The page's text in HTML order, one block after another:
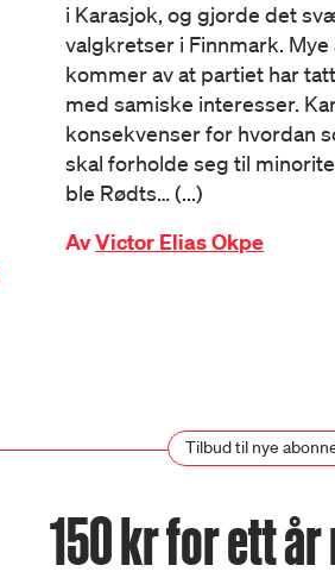
i Karasjok, og gjorde det
valgkretser i Finnmark. Mye
kommer av at partiet har
med samiske interesser.
konsekvenser for hvordan
skal forholde seg til
ble Rødts… (...)
AvVictor Elias Okpe
Tilbud til nye
150 kr for ett år